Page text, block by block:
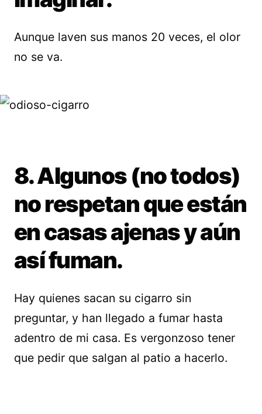
Aunque laven sus manos 20 veces, el olor
no se va.
8. Algunos (no todos)
no respetan que están
en casas ajenas y aún
así fuman.
Hay quienes sacan su cigarro sin
preguntar, y han llegado a fumar hasta
adentro de mi casa. Es vergonzoso tener
que pedir que salgan al patio a hacerlo.